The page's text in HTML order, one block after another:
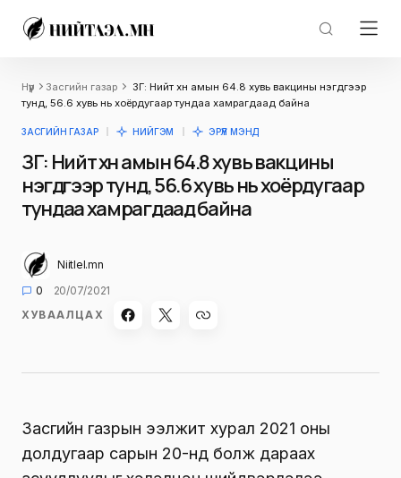
Нүүр Засгийн газар
ЗГ: Нийт хүн амын 64.8 хувь вакцины нэгдүгээр
тунд, 56.6 хувь нь хоёрдугаар тундаа хамрагдаад байна
ЗАСГИЙН ГАЗАР НИЙГЭМ ЭРҮҮЛ МЭНД
ЗГ: Нийт хүн амын 64.8 хувь вакцины
нэгдүгээр тунд, 56.6 хувь нь хоёрдугаар
тундаа хамрагдаад байна
Niitlel.mn
0
20/07/2021
ХУВААЛЦАХ
Засгийн газрын ээлжит хурал 2021 оны
долдугаар сарын 20-нд болж дараах